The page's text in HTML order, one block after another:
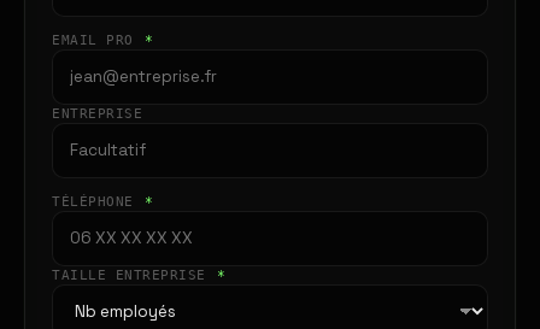
EMAIL PRO *
ENTREPRISE
TÉLÉPHONE *
TAILLE ENTREPRISE *